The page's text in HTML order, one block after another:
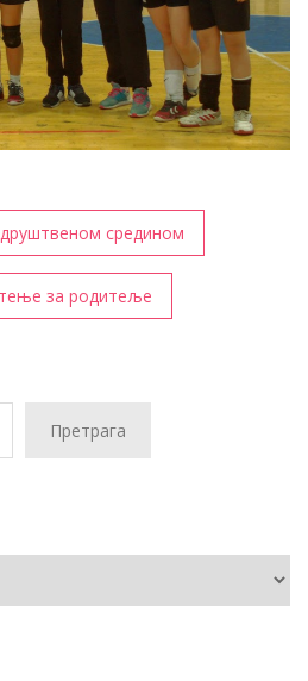
средином
за родитеље
Претрага